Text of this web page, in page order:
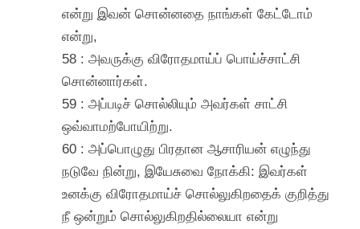
என்று இவன் சொன்னதை நாங்கள் கேட்டோம்
என்று,
58 : அவருக்கு விரோதமாய்ப் பொய்ச்சாட்சி
சொன்னார்கள்.
59 : அப்படிச் சொல்லியும் அவர்கள் சாட்சி
ஒவ்வாமற்போயிற்று.
60 : அப்பொழுது பிரதான ஆசாரியன் எழுந்து
நடுவே நின்று, இயேசுவை நோக்கி: இவர்கள்
உனக்கு விரோதமாய்ச் சொல்லுகிறதைக் குறித்து
நீ ஒன்றும் சொல்லுகிறதில்லையா என்று